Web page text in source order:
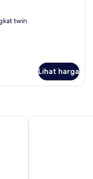
twin
Lihat harga
Hotel Plaza Yara